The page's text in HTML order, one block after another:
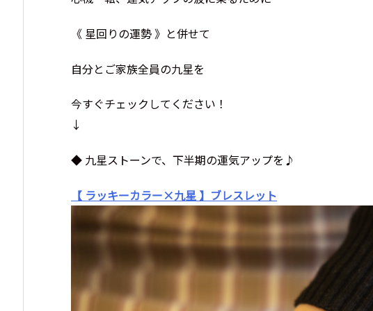
《 星回りの運勢 》と併せて
自分とご家族全員の九星を
今すぐチェックしてください！
↓
◆ 九星ストーンで、下半期の運気アップを♪
【 ラッキーカラー×九星 】ブレスレット